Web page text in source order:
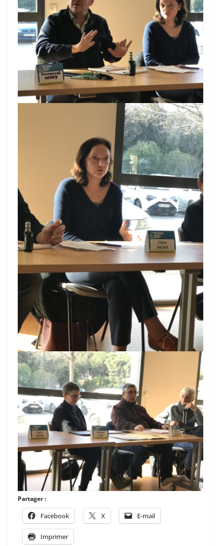
Partager :
Facebook X E-mail
Imprimer